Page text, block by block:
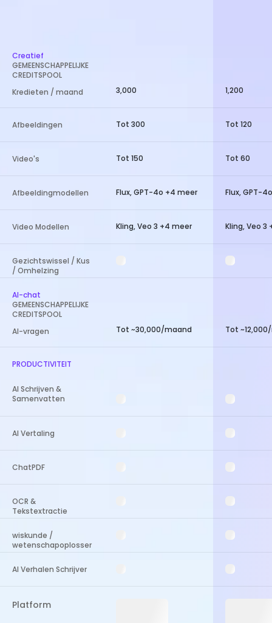
Creatief
GEMEENSCHAPPELIJKE
CREDITSPOOL
Kredieten / maand
Afbeeldingen
Video's
Afbeeldingmodellen
Video Modellen
Gezichtswissel / Kus
/ Omhelzing
AI-chat
GEMEENSCHAPPELIJKE
CREDITSPOOL
AI-vragen
PRODUCTIVITEIT
AI Schrijven &
Samenvatten
AI Vertaling
ChatPDF
OCR &
Tekstextractie
wiskunde /
wetenschapoplosser
AI Verhalen Schrijver
Platform
3,000
Tot 300
Tot 150
Flux, GPT-4o +4 meer
Kling, Veo 3 +4 meer
Tot ~30,000/maand
1,200
Tot 120
Tot 60
Flux, GPT-
Kling, Veo 3
Tot